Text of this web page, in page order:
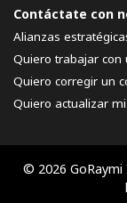
Contáctate con
Alianzas
Quiero trabajar con
Quiero corregir un
Quiero actualizar
© 2026